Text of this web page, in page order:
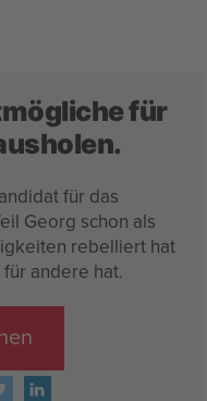
für
für das
Georg schon als
rebelliert hat
andere hat.